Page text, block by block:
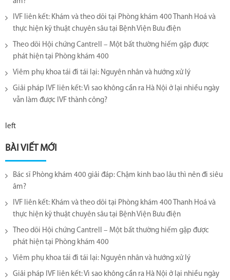
IVF liên kết: Khám và theo dõi tại Phòng khám 400 Thanh Hoá và
thực hiện kỹ thuật chuyên sâu tại Bệnh Viện Bưu điện
Theo dõi Hội chứng Cantrell – Một bất thường hiếm gặp được
phát hiện tại Phòng khám 400
Viêm phụ khoa tái đi tái lại​: Nguyên nhân và hướng xử lý
Giải pháp IVF liên kết: Vì sao không cần ra Hà Nội ở lại nhiều ngày
vẫn làm được IVF thành công?
left
BÀI VIẾT MỚI
Bác sĩ Phòng khám 400 giải đáp: Chậm kinh bao lâu thì nên đi siêu
âm?
IVF liên kết: Khám và theo dõi tại Phòng khám 400 Thanh Hoá và
thực hiện kỹ thuật chuyên sâu tại Bệnh Viện Bưu điện
Theo dõi Hội chứng Cantrell – Một bất thường hiếm gặp được
phát hiện tại Phòng khám 400
Viêm phụ khoa tái đi tái lại​: Nguyên nhân và hướng xử lý
Giải pháp IVF liên kết: Vì sao không cần ra Hà Nội ở lại nhiều ngày